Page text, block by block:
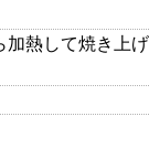
加熱して焼き上げ